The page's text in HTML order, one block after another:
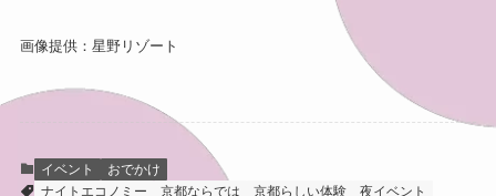
画像提供：星野リゾート
イベント
おでかけ
ナイトエコノミー
京都ならでは 京都らしい体験 夜イベント